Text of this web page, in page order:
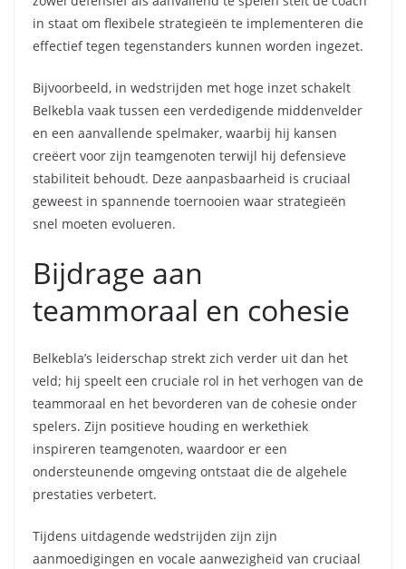
in staat om flexibele strategieën te implementeren die
effectief tegen tegenstanders kunnen worden ingezet.
Bijvoorbeeld, in wedstrijden met hoge inzet schakelt
Belkebla vaak tussen een verdedigende middenvelder
en een aanvallende spelmaker, waarbij hij kansen
creëert voor zijn teamgenoten terwijl hij defensieve
stabiliteit behoudt. Deze aanpasbaarheid is cruciaal
geweest in spannende toernooien waar strategieën
snel moeten evolueren.
Bijdrage aan
teammoraal en cohesie
Belkebla’s leiderschap strekt zich verder uit dan het
veld; hij speelt een cruciale rol in het verhogen van de
teammoraal en het bevorderen van de cohesie onder
spelers. Zijn positieve houding en werkethiek
inspireren teamgenoten, waardoor er een
ondersteunende omgeving ontstaat die de algehele
prestaties verbetert.
Tijdens uitdagende wedstrijden zijn zijn
aanmoedigingen en vocale aanwezigheid van cruciaal